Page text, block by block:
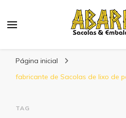
Página inicial
fabricante de Sacolas de lixo de
TAG